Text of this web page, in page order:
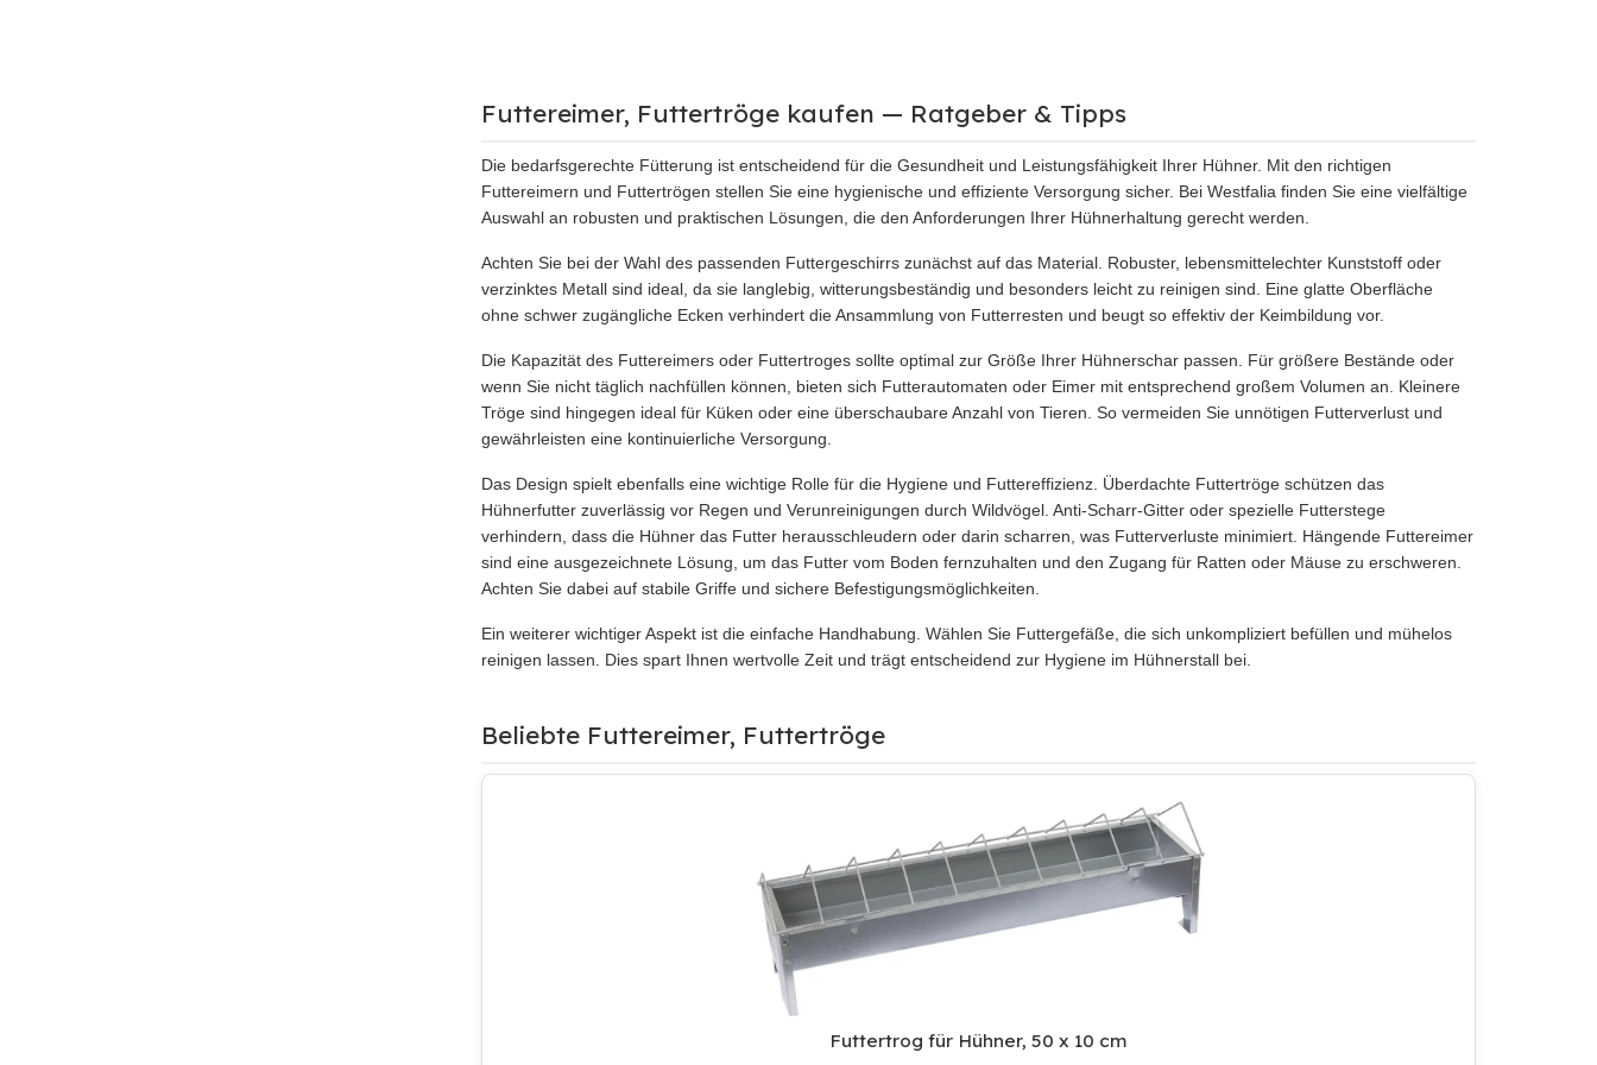
Futtereimer, Futtertröge kaufen — Ratgeber & Tipps
Die bedarfsgerechte Fütterung ist entscheidend für die Gesundheit und Leistungsfähigkeit Ihrer Hühner. Mit den richtigen
Futtereimern und Futtertrögen stellen Sie eine hygienische und effiziente Versorgung sicher. Bei Westfalia finden Sie eine vielfältige
Auswahl an robusten und praktischen Lösungen, die den Anforderungen Ihrer Hühnerhaltung gerecht werden.
Achten Sie bei der Wahl des passenden Futtergeschirrs zunächst auf das Material. Robuster, lebensmittelechter Kunststoff oder
verzinktes Metall sind ideal, da sie langlebig, witterungsbeständig und besonders leicht zu reinigen sind. Eine glatte Oberfläche
ohne schwer zugängliche Ecken verhindert die Ansammlung von Futterresten und beugt so effektiv der Keimbildung vor.
Die Kapazität des Futtereimers oder Futtertroges sollte optimal zur Größe Ihrer Hühnerschar passen. Für größere Bestände oder
wenn Sie nicht täglich nachfüllen können, bieten sich Futterautomaten oder Eimer mit entsprechend großem Volumen an. Kleinere
Tröge sind hingegen ideal für Küken oder eine überschaubare Anzahl von Tieren. So vermeiden Sie unnötigen Futterverlust und
gewährleisten eine kontinuierliche Versorgung.
Das Design spielt ebenfalls eine wichtige Rolle für die Hygiene und Futtereffizienz. Überdachte Futtertröge schützen das
Hühnerfutter zuverlässig vor Regen und Verunreinigungen durch Wildvögel. Anti-Scharr-Gitter oder spezielle Futterstege
verhindern, dass die Hühner das Futter herausschleudern oder darin scharren, was Futterverluste minimiert. Hängende Futtereimer
sind eine ausgezeichnete Lösung, um das Futter vom Boden fernzuhalten und den Zugang für Ratten oder Mäuse zu erschweren.
Achten Sie dabei auf stabile Griffe und sichere Befestigungsmöglichkeiten.
Ein weiterer wichtiger Aspekt ist die einfache Handhabung. Wählen Sie Futtergefäße, die sich unkompliziert befüllen und mühelos
reinigen lassen. Dies spart Ihnen wertvolle Zeit und trägt entscheidend zur Hygiene im Hühnerstall bei.
Beliebte Futtereimer, Futtertröge
Futtertrog für Hühner, 50 x 10 cm